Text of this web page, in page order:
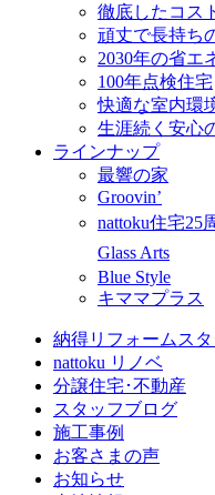
徹底したコス
頑丈で長持ち
2030年の省エ
100年点検住宅
快適な室内環
生涯続く安心
ラインナップ
最響の家
Groovin’
nattoku住宅25
Glass Arts
Blue Style
キママプラス
納得リフォームス
nattoku リノベ
分譲住宅･不動産
スタッフブログ
施工事例
お客さまの声
お知らせ